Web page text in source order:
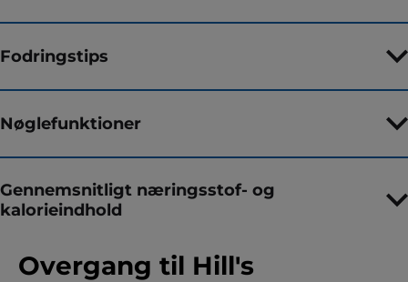
Fodringstips
Nøglefunktioner
Gennemsnitligt næringsstof- og
kalorieindhold
Overgang til Hill's